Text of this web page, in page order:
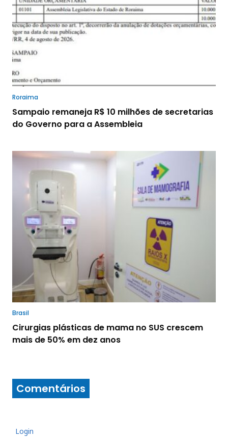
Roraima
Sampaio remaneja R$ 10 milhões de secretarias
do Governo para a Assembleia
Brasil
Cirurgias plásticas de mama no SUS crescem
mais de 50% em dez anos
Comentários
Login